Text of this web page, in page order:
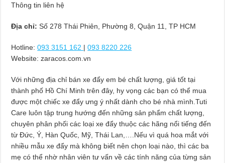
Thông tin liên hệ
Địa chỉ: Số 278 Thái Phiên, Phường 8, Quận 11, TP HCM
Hotline: 093 3151 162 |093 8220 226
Website: zaracos.com.vn
Với những địa chỉ bán xe đẩy em bé chất lượng, giá tốt tại
thành phố Hồ Chí Minh trên đây, hy vọng các bạn có thể mua
được một chiếc xe đẩy ưng ý nhất dành cho bé nhà mình.Tuti
Care luôn tập trung hướng đến những sản phẩm chất lượng,
chuyên phân phối các loại xe đẩy thuộc các hãng nổi tiếng đến
từ Đức, Ý, Hàn Quốc, Mỹ, Thái Lan,….Nếu vì quá hoa mắt với
nhiều mẫu xe đẩy mà không biết nên chọn loại nào, thì các ba
mẹ có thể nhờ nhân viên tư vấn về các tính năng của từng sản